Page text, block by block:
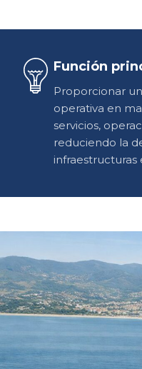
Función
Proporcionar
operativa en
servicios,
reduciendo la
infraestructuras